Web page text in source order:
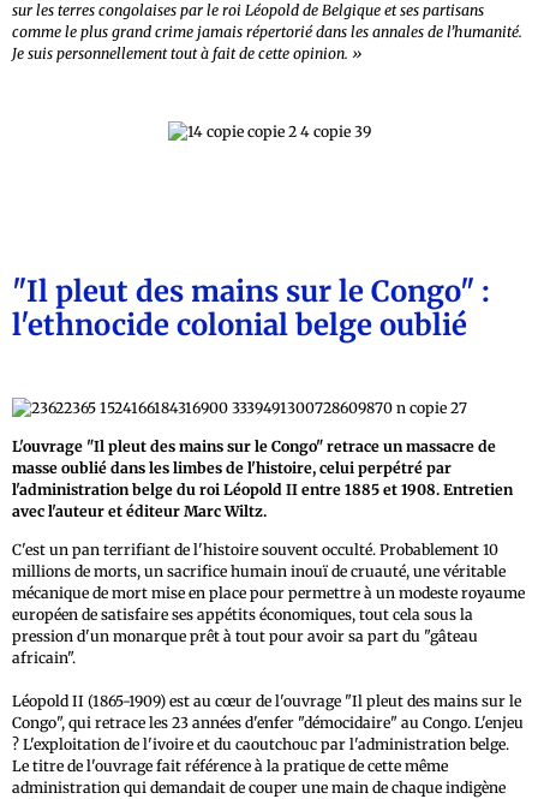
sur les terres congolaises par le roi Léopold de Belgique et ses partisans
comme le plus grand crime jamais répertorié dans les annales de l’humanité.
Je suis personnellement tout à fait de cette opinion. »
"Il pleut des mains sur le Congo" :
l'ethnocide colonial belge oublié
L'ouvrage "Il pleut des mains sur le Congo" retrace un massacre de
masse oublié dans les limbes de l'histoire, celui perpétré par
l'administration belge du roi Léopold II entre 1885 et 1908. Entretien
avec l'auteur et éditeur Marc Wiltz.
C'est un pan terrifiant de l'histoire souvent occulté. Probablement 10
millions de morts, un sacrifice humain inouï de cruauté, une véritable
mécanique de mort mise en place pour permettre à un modeste royaume
européen de satisfaire ses appétits économiques, tout cela sous la
pression d'un monarque prêt à tout pour avoir sa part du "gâteau
africain".
Léopold II (1865-1909) est au cœur de l'ouvrage "Il pleut des mains sur le
Congo", qui retrace les 23 années d'enfer "démocidaire" au Congo. L'enjeu
? L'exploitation de l'ivoire et du caoutchouc par l'administration belge.
Le titre de l'ouvrage fait référence à la pratique de cette même
administration qui demandait de couper une main de chaque indigène